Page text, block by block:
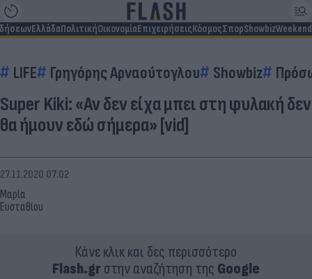
ΕλλάδαΠολιτικήΟικονομίαΕπιχειρήσειςΚόσμοςΣπορShowbizWeekend
LIFE Γρηγόρης Αρναούτογλου Showbiz
Super Kiki: «Αν δεν είχα μπει στη φυλακή δεν
θα ήμουν εδώ σήμερα» [vid]
Μαρία
Ευσταθίου
27.11.2020 07:02
Κάνε κλικ και δες περισσότερο
Flash.grστην αναζήτηση της Google